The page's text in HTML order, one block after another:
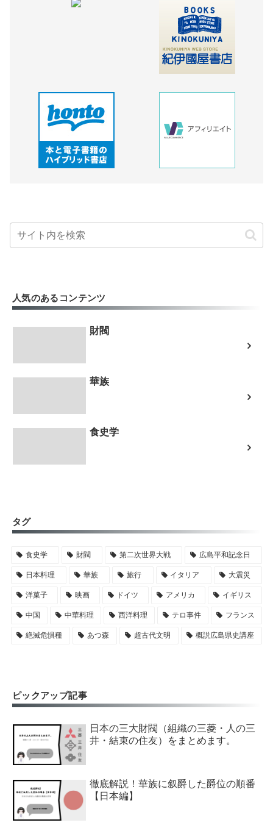
人気のあるコンテンツ
財閥
華族
食史学
タグ
食史学 財閥 第二次世界大戦 広島平和記念日
日本料理 華族 旅行 イタリア 大震災
洋菓子 映画 ドイツ アメリカ イギリス
中国 中華料理 西洋料理 テロ事件 フランス
絶滅危惧種 あつ森 超古代文明 概説広島県史講座
ピックアップ記事
日本の三大財閥（組織の三菱・人の三
井・結束の住友）をまとめます。
徹底解説！華族に叙爵した爵位の順番
【日本編】